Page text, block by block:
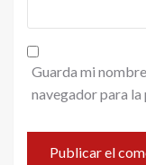
Guarda mi
navegador para